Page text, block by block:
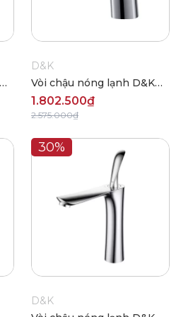
D&K
Vòi chậu nóng lạnh D&K
DK1262101
1.802.500₫
2.575.000₫
30%
D&K